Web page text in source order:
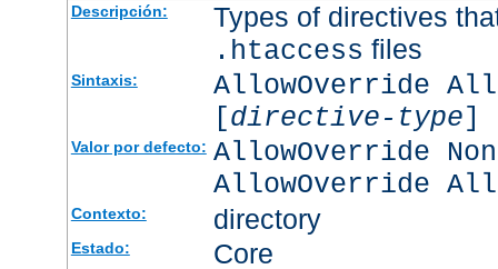
Descripción: Types of directives
.htaccess files
Sintaxis:
AllowOverride
[directive-type]
Valor por defecto: AllowOverride
AllowOverride
Contexto: directory
Estado: Core